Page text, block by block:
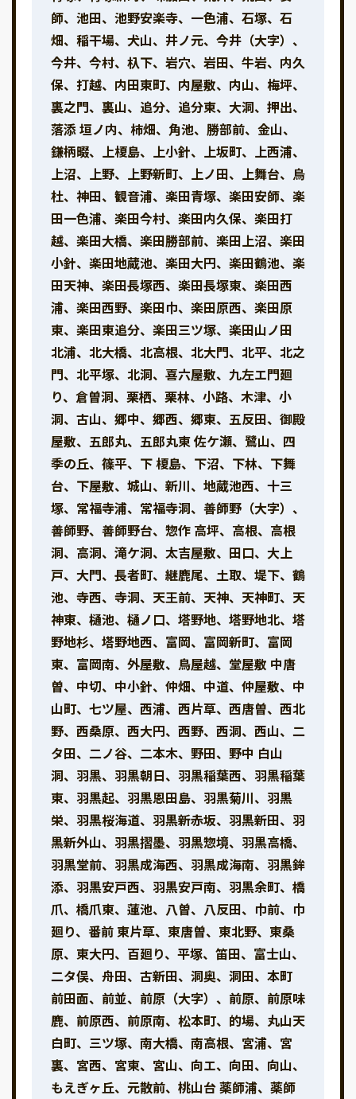
師、池田、池野安楽寺、一色浦、石塚、石
畑、稲干場、犬山、井ノ元、今井（大字）、
今井、今村、杁下、岩穴、岩田、牛岩、内久
保、打越、内田東町、内屋敷、内山、梅坪、
裏之門、裏山、追分、追分東、大洞、押出、
落添 垣ノ内、柿畑、角池、勝部前、金山、
鎌柄畷、上榎島、上小針、上坂町、上西浦、
上沼、上野、上野新町、上ノ田、上舞台、烏
杜、神田、観音浦、楽田青塚、楽田安師、楽
田一色浦、楽田今村、楽田内久保、楽田打
越、楽田大橋、楽田勝部前、楽田上沼、楽田
小針、楽田地蔵池、楽田大円、楽田鶴池、楽
田天神、楽田長塚西、楽田長塚東、楽田西
浦、楽田西野、楽田巾、楽田原西、楽田原
東、楽田東追分、楽田三ツ塚、楽田山ノ田
北浦、北大橋、北高根、北大門、北平、北之
門、北平塚、北洞、喜六屋敷、九左エ門廻
り、倉曽洞、栗栖、栗林、小路、木津、小
洞、古山、郷中、郷西、郷東、五反田、御殿
屋敷、五郎丸、五郎丸東 佐ケ瀬、鷺山、四
季の丘、篠平、下 榎島、下沼、下林、下舞
台、下屋敷、城山、新川、地蔵池西、十三
塚、常福寺浦、常福寺洞、善師野（大字）、
善師野、善師野台、惣作 高坪、高根、高根
洞、高洞、滝ケ洞、太吉屋敷、田口、大上
戸、大門、長者町、継鹿尾、土取、堤下、鶴
池、寺西、寺洞、天王前、天神、天神町、天
神東、樋池、樋ノ口、塔野地、塔野地北、塔
野地杉、塔野地西、富岡、富岡新町、富岡
東、富岡南、外屋敷、鳥屋越、堂屋敷 中唐
曽、中切、中小針、仲畑、中道、仲屋敷、中
山町、七ツ屋、西浦、西片草、西唐曽、西北
野、西桑原、西大円、西野、西洞、西山、二
タ田、二ノ谷、二本木、野田、野中 白山
洞、羽黒、羽黒朝日、羽黒稲葉西、羽黒稲葉
東、羽黒起、羽黒恩田島、羽黒菊川、羽黒
栄、羽黒桜海道、羽黒新赤坂、羽黒新田、羽
黒新外山、羽黒摺墨、羽黒惣境、羽黒高橋、
羽黒堂前、羽黒成海西、羽黒成海南、羽黒鉾
添、羽黒安戸西、羽黒安戸南、羽黒余町、橋
爪、橋爪東、蓮池、八曽、八反田、巾前、巾
廻り、番前 東片草、東唐曽、東北野、東桑
原、東大円、百廻り、平塚、笛田、富士山、
二タ俣、舟田、古新田、洞奥、洞田、本町
前田面、前並、前原（大字）、前原、前原味
鹿、前原西、前原南、松本町、的場、丸山天
白町、三ツ塚、南大橋、南高根、宮浦、宮
裏、宮西、宮東、宮山、向エ、向田、向山、
もえぎヶ丘、元散前、桃山台 薬師浦、薬師